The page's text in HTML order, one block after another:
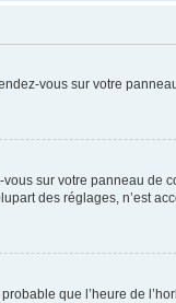
vous sur votre
sur votre panneau de
des réglages, n’est
que l’heure de